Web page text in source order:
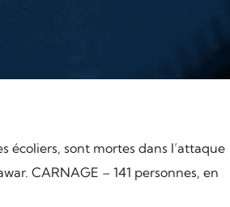
écoliers, sont mortes dans l’attaque
CARNAGE – 141 personnes, en